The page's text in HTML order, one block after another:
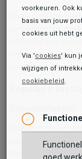
Onze collectie
compacte tas
Schuurman
en stijl combineren.
Onze
licht, praktisch en
Merken zoals
voorkeuren. Ook
basis van jouw
cookies uit hebt
Via 'cookies' kun
wijzigen of
cookiebeleid .